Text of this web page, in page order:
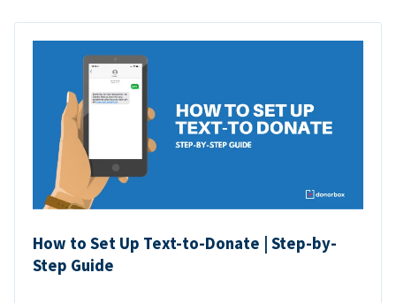
How to Set Up Text-to-Donate | Step-by-
Step Guide